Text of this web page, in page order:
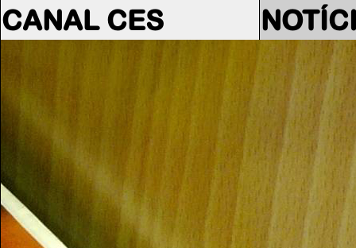
CANAL CES